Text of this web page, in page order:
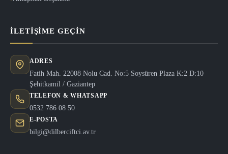
İLETIŞIME GEÇIN
ADRES
Fatih Mah. 22008 Nolu Cad. No:5 Soysüren Plaza K:2 D:10
Şehitkamil / Gaziantep
TELEFON & WHATSAPP
0532 786 08 50
E-POSTA
bilgi@dilberciftci.av.tr